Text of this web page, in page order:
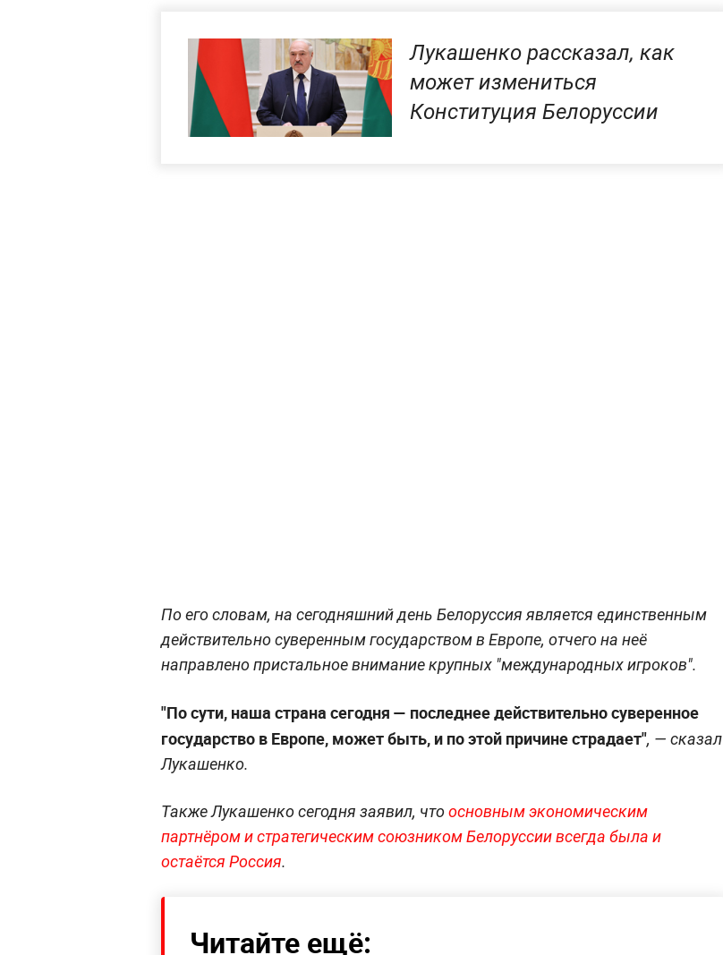
Лукашенко рассказал, как
может измениться
Конституция Белоруссии
По его словам, на сегодняшний день Белоруссия является единственным
действительно суверенным государством в Европе, отчего на неё
направлено пристальное внимание крупных "международных игроков".
"По сути, наша страна сегодня — последнее действительно суверенное
государство в Европе, может быть, и по этой причине страдает", — сказал
Лукашенко.
Также Лукашенко сегодня заявил, чтоосновным экономическим
партнёром и стратегическим союзником Белоруссии всегда была и
остаётся Россия.
Читайте ещё: